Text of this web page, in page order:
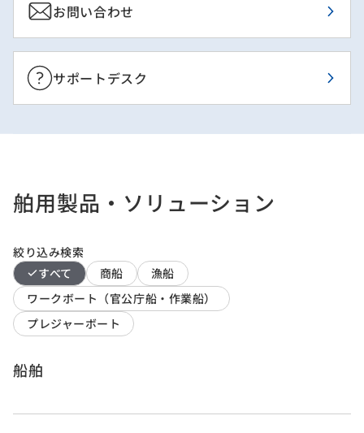
お問い合わせ
サポートデスク
舶用製品・ソリューション
絞り込み検索
すべて
商船
漁船
ワークボート（官公庁船・作業船）
プレジャーボート
船舶